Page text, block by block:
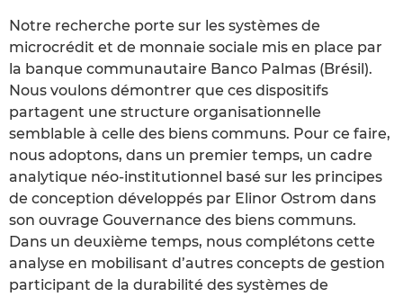
Notre recherche porte sur les systèmes de
microcrédit et de monnaie sociale mis en place par
la banque communautaire Banco Palmas (Brésil).
Nous voulons démontrer que ces dispositifs
partagent une structure organisationnelle
semblable à celle des biens communs. Pour ce faire,
nous adoptons, dans un premier temps, un cadre
analytique néo-institutionnel basé sur les principes
de conception développés par Elinor Ostrom dans
son ouvrage Gouvernance des biens communs.
Dans un deuxième temps, nous complétons cette
analyse en mobilisant d’autres concepts de gestion
participant de la durabilité des systèmes de